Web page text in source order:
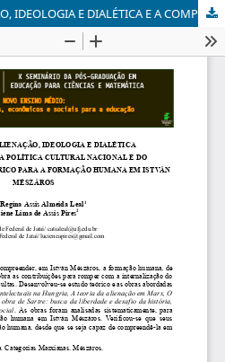
AS CATEGORIAS ALIENAÇÃO, IDEOLOGIA E DIALÉTICA E A COMPREENSÃO DA POLÍTICA CULTURAL NACIONAL E DO DESENVOLVIMENTO HISTÓRICO PARA A FORMAÇÃO HUMANA EM ISTVÁN MÉSZÁROS